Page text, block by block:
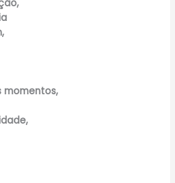
momentos,